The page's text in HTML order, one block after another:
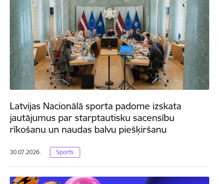
Latvijas Nacionālā sporta padome izskata
jautājumus par starptautisku sacensību
rīkošanu un naudas balvu piešķiršanu
30.07.2026. Sports